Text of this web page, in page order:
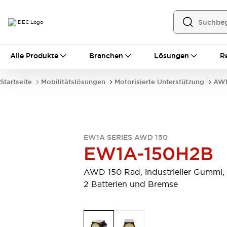
Alle Produkte Branchen Lösungen
Industrie-Ethernet-Geräte
Automatische Identifizierung
Entdecken Sie alles
Industriekomponenten
Leitungsschutzgeräte
Stromversorgungen
Startseite Mobilitätslösungen Motorisierte Unterstützung
EW1A SERIES AWD 150
EW1A-150H2B
AWD 150 Rad, industrieller
2 Batterien und Bremse